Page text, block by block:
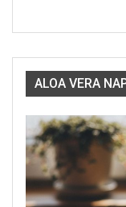
ALOA VERA